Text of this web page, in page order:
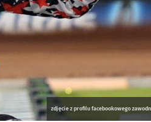
zdjęcie z profilu facebookowego